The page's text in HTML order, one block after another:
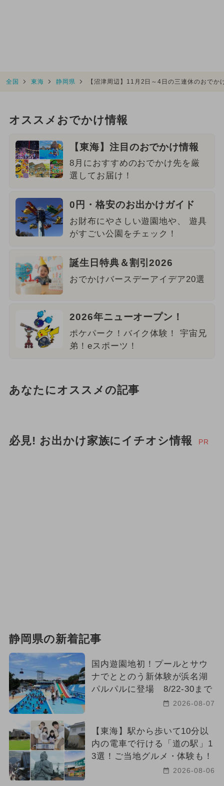
全国 東海 静岡県 【沼津周辺】11月2日～4日の三連休のおで
オススメおでかけ情報
【東海】注目のおでかけ情報
8月におすすめのおでかけ先を厳
選してお届け！
0円・格安のお出かけガイド
お財布にやさしい遊園地や、 遊具
がすごい公園をチェック！
誕生日特典＆割引2026
おでかけバースデーアイデア20選
2026年ニューオープン！
ポケパーク！バイク体験！ 宇宙兄
弟！eスポーツ！
あなたにオススメの記事
必見! お出かけ家族にイチオシ情報 PR
静岡県の新着記事
国内遊園地初！プールとサウ
ナでととのう新体験が浜名湖
パルパルに登場 8/22-30まで
2026-08-07
【東海】駅から歩いて10分以
内の電車で行ける「道の駅」1
3選！ご当地グルメ・体験も！
2026-08-06